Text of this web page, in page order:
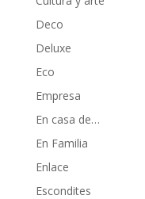
Deco
Deluxe
Eco
Empresa
En casa de…
En Familia
Enlace
Escondites